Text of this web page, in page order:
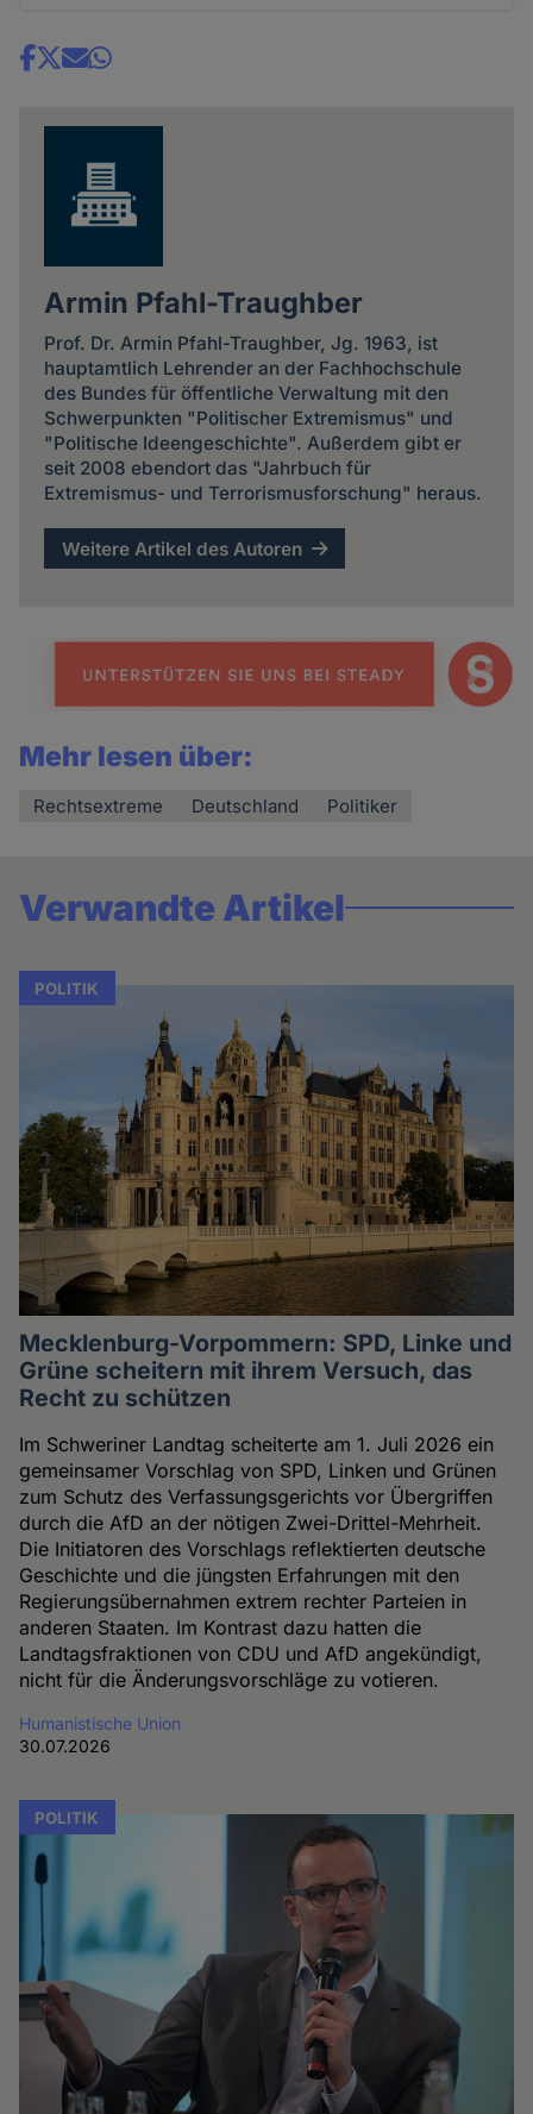
Share
Armin Pfahl-Traughber
Prof. Dr. Armin Pfahl-Traughber, Jg. 1963, ist
hauptamtlich Lehrender an der Fachhochschule
des Bundes für öffentliche Verwaltung mit den
Schwerpunkten "Politischer Extremismus" und
"Politische Ideengeschichte". Außerdem gibt er
seit 2008 ebendort das "Jahrbuch für
Extremismus- und Terrorismusforschung" heraus.
Weitere Artikel des Autoren
Mehr lesen über:
Rechtsextreme Deutschland Politiker
Verwandte Artikel
POLITIK
Mecklenburg-Vorpommern: SPD, Linke und
Grüne scheitern mit ihrem Versuch, das
Recht zu schützen
Im Schweriner Landtag scheiterte am 1. Juli 2026 ein
gemeinsamer Vorschlag von SPD, Linken und Grünen
zum Schutz des Verfassungsgerichts vor Übergriffen
durch die AfD an der nötigen Zwei-Drittel-Mehrheit.
Die Initiatoren des Vorschlags reflektierten deutsche
Geschichte und die jüngsten Erfahrungen mit den
Regierungsübernahmen extrem rechter Parteien in
anderen Staaten. Im Kontrast dazu hatten die
Landtagsfraktionen von CDU und AfD angekündigt,
nicht für die Änderungsvorschläge zu votieren.
Humanistische Union
30.07.2026
POLITIK